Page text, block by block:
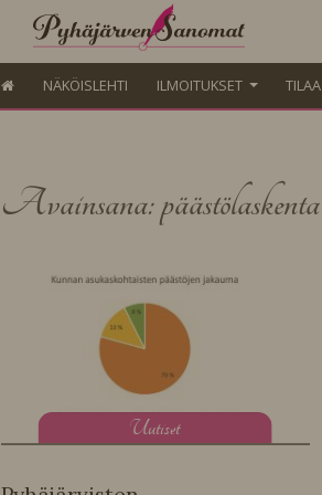
NÄKÖISLEHTI ILMOITUKSET
Avainsana: päästölaskenta
Uutiset